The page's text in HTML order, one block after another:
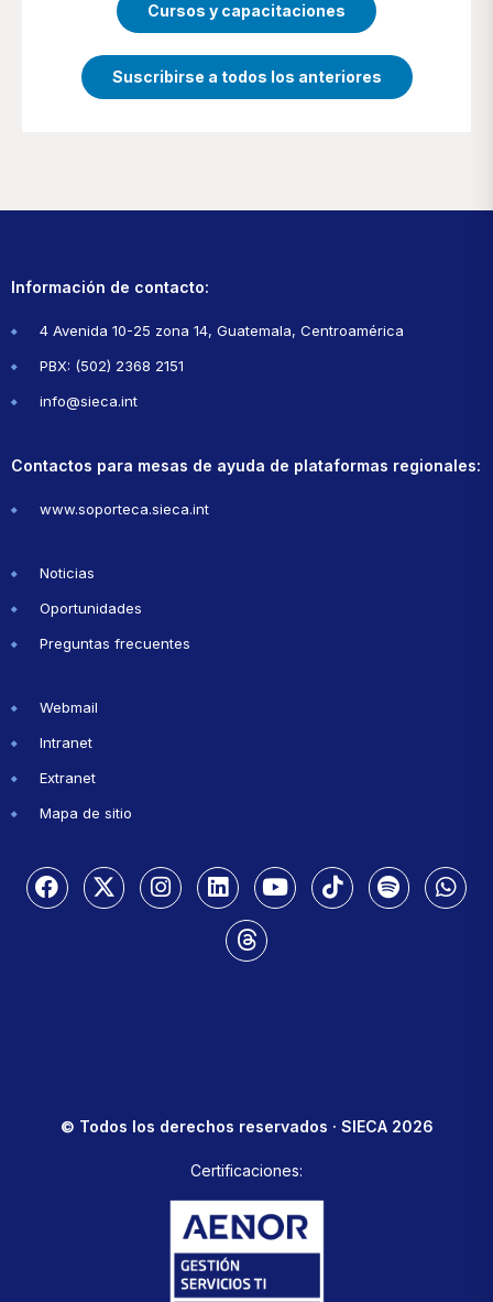
Cursos y capacitaciones
Suscribirse a todos los anteriores
Información de contacto:
4 Avenida 10-25 zona 14, Guatemala, Centroamérica
PBX: (502) 2368 2151
info@sieca.int
Contactos para mesas de ayuda de plataformas regionales:
www.soporteca.sieca.int
Noticias
Oportunidades
Preguntas frecuentes
Webmail
Intranet
Extranet
Mapa de sitio
© Todos los derechos reservados · SIECA 2026
Certificaciones: